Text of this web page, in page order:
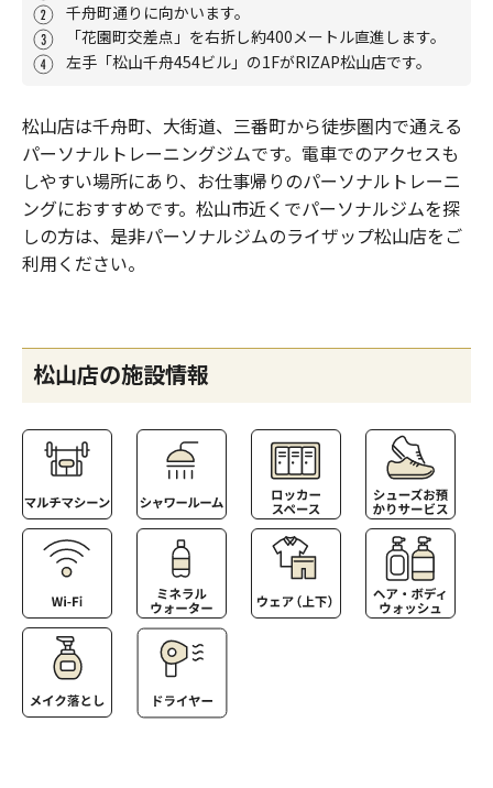
千舟町通りに向かいます。
「花園町交差点」を右折し約400メートル直進します。
左手「松山千舟454ビル」の1FがRIZAP松山店です。
松山店は千舟町、大街道、三番町から徒歩圏内で通える
パーソナルトレーニングジムです。電車でのアクセスも
しやすい場所にあり、お仕事帰りのパーソナルトレーニ
ングにおすすめです。松山市近くでパーソナルジムを探
しの方は、是非パーソナルジムのライザップ松山店をご
利用ください。
松山店の施設情報